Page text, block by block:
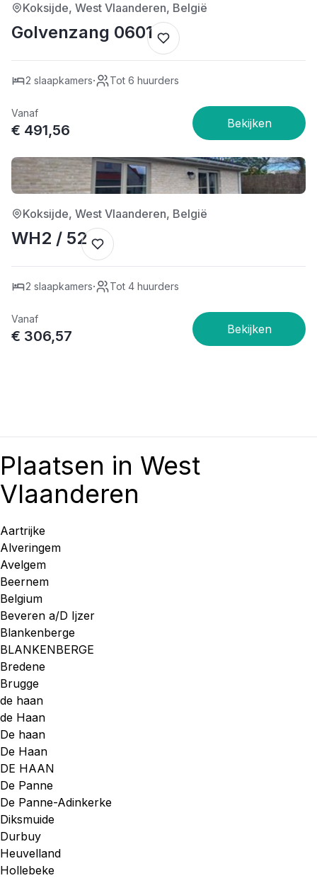
Koksijde, West Vlaanderen, België
Golvenzang 0601
2 slaapkamers· Tot 6 huurders
Vanaf
€ 491,56
4/5
Koksijde, West Vlaanderen, België
WH2 / 52
2 slaapkamers· Tot 4 huurders
Vanaf
€ 306,57
Plaatsen in West
Vlaanderen
Aartrijke
Alveringem
Avelgem
Beernem
Belgium
Beveren a/D Ijzer
Blankenberge
BLANKENBERGE
Bredene
Brugge
de haan
de Haan
De haan
De Haan
DE HAAN
De Panne
De Panne-Adinkerke
Diksmuide
Durbuy
Heuvelland
Hollebeke